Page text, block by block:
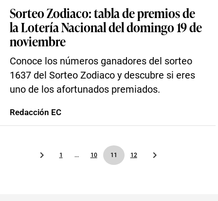
Sorteo Zodiaco: tabla de premios de
la Lotería Nacional del domingo 19 de
noviembre
Conoce los números ganadores del sorteo
1637 del Sorteo Zodiaco y descubre si eres
uno de los afortunados premiados.
Redacción EC
1 ... 10 11 12